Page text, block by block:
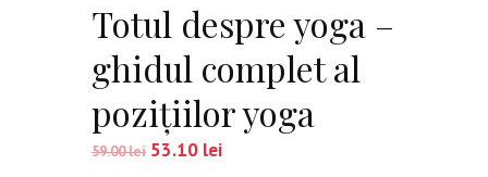
Totul despre yoga –
ghidul complet al
poziţiilor yoga
59.00lei 53.10 lei